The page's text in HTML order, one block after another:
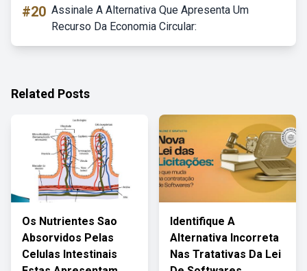
#20 Assinale A Alternativa Que Apresenta Um
Recurso Da Economia Circular:
Related Posts
Os Nutrientes Sao
Absorvidos Pelas
Celulas Intestinais
Identifique A
Alternativa Incorreta
Nas Tratativas Da Lei